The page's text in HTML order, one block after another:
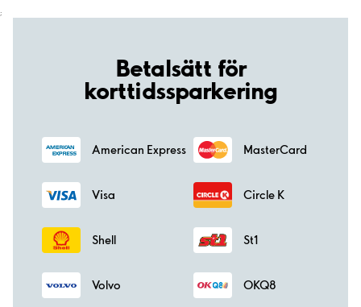
;
Betalsätt för
korttidssparkering
American Express MasterCard
Visa Circle K
Shell St1
Volvo OKQ8